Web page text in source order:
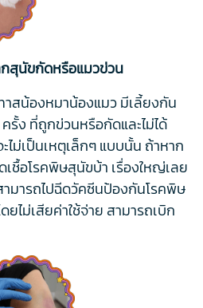
สุนัขกัดหรือแมวข่วน
าสน้องหมาน้องแมว มีเลี้ยงกัน
รั้ง ที่ถูกข่วนหรือกัดและไม่ได้
ไม่เป็นเหตุเล็กๆ แบบนั้น ถ้าหาก
อโรคพิษสุนัขบ้า เรื่องใหญ่เลย
มารถไปฉีดวัคซีนป้องกันโรคพิษ
ยไม่เสียค่าใช้จ่าย สามารถเบิก